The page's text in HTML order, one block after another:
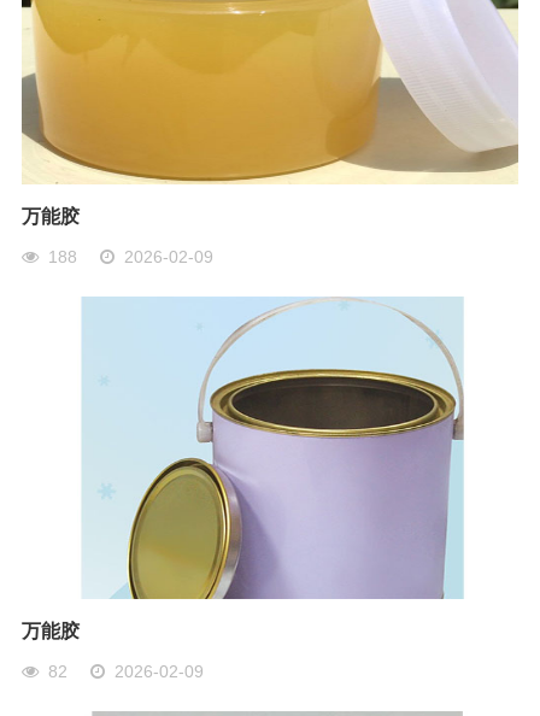
万能胶
188 2026-02-09
万能胶
82 2026-02-09